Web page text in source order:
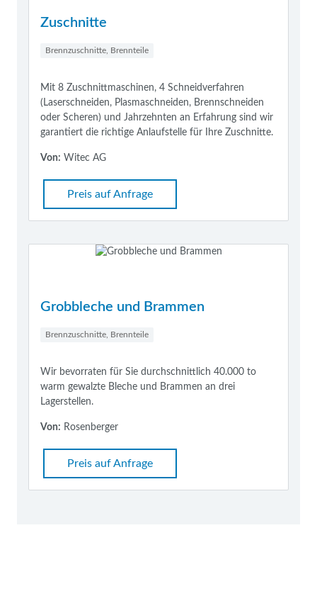
Zuschnitte
Brennzuschnitte, Brennteile
Mit 8 Zuschnittmaschinen, 4 Schneidverfahren
(Laserschneiden, Plasmaschneiden, Brennschneiden
oder Scheren) und Jahrzehnten an Erfahrung sind wir
garantiert die richtige Anlaufstelle für Ihre Zuschnitte.
Von: Witec AG
Preis auf Anfrage
Grobbleche und Brammen
Brennzuschnitte, Brennteile
Wir bevorraten für Sie durchschnittlich 40.000 to
warm gewalzte Bleche und Brammen an drei
Lagerstellen.
Von: Rosenberger
Preis auf Anfrage